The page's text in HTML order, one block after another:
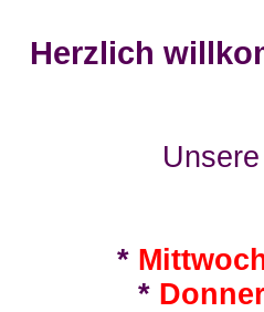
Herzlich
*
*